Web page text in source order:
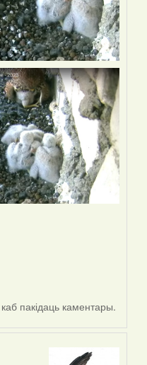
каб пакідаць каментары.